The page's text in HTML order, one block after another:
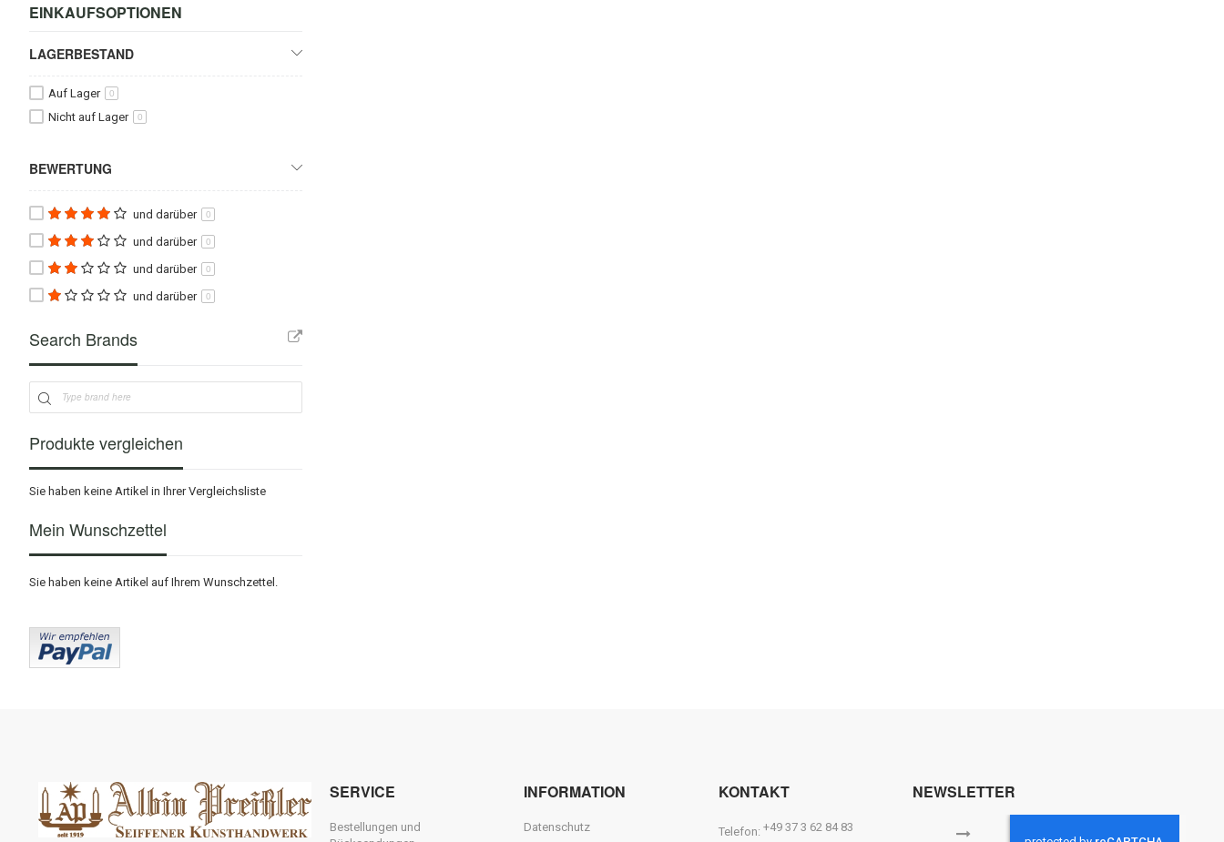
EINKAUFSOPTIONEN
LAGERBESTAND
Auf Lager 0
Nicht auf Lager 0
BEWERTUNG
und darüber 0
und darüber 0
und darüber 0
und darüber 0
Search Brands
Produkte vergleichen
Sie haben keine Artikel in Ihrer Vergleichsliste
Mein Wunschzettel
Sie haben keine Artikel auf Ihrem Wunschzettel.
SERVICE
Bestellungen und
INFORMATION
Datenschutz
KONTAKT
Telefon: +49 37 3 62 84 83
NEWSLETTER